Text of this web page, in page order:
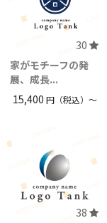
30
家がモチーフの発
展、成長...
15,400 円（税込）〜
38